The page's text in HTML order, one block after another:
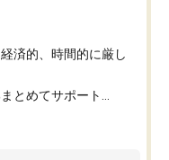
済的、時間的に厳し
とめてサポート...